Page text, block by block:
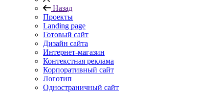
Назад
Проекты
Landing page
Готовый сайт
Дизайн сайта
Интернет-магазин
Контекстная реклама
Корпоративный сайт
Логотип
Одностраничный сайт